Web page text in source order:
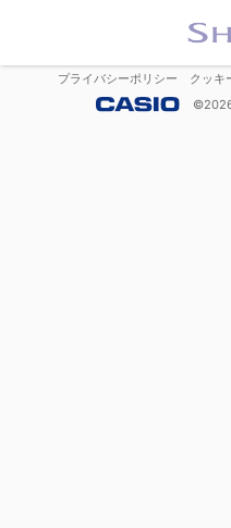
プライバシーポリシー クッキ
©